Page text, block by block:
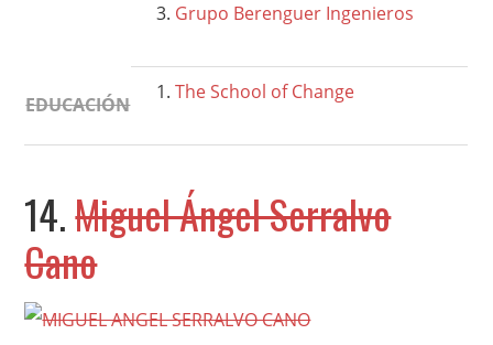
Grupo Berenguer Ingenieros
EDUCACIÓN
The School of Change
14.Miguel Ángel Serralvo
Cano